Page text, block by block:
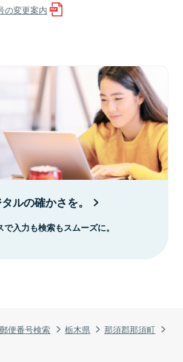
郵便番号検索 栃木県
那須郡那須町
の変更案内
ルの確かさを。
入力も検索もスムーズに。